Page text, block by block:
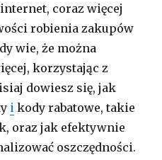
coraz więcej
robienia zakupów
wie, że można
korzystając z
dowiesz się, jak
i kody rabatowe, takie
oraz jak efektywnie
oszczędności.